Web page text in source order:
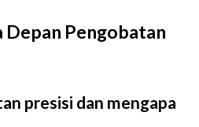
Depan Pengobatan
presisi dan mengapa